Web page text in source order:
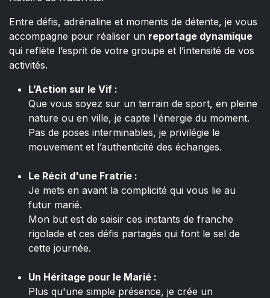
Entre défis, adrénaline et moments de détente, je vous
accompagne pour réaliser un reportage dynamique
qui reflète l’esprit de votre groupe et l’intensité de vos
activités.
L’Action sur le Vif :
Que vous soyez sur un terrain de sport, en pleine
nature ou en ville, je capte l'énergie du moment.
Pas de poses interminables, je privilégie le
mouvement et l’authenticité des échanges.
Le Récit d'une Fratrie :
Je mets en avant la complicité qui vous lie au
futur marié.
Mon but est de saisir ces instants de franche
rigolade et ces défis partagés qui font le sel de
cette journée.
Un Héritage pour le Marié :
Plus qu'une simple présence, je crée un